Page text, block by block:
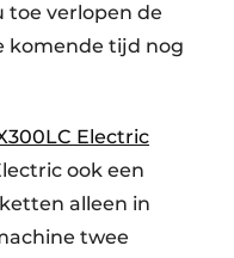
toe verlopen de
komende tijd nog
Electric
ook een
alleen in
twee